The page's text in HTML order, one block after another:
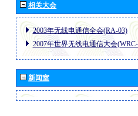
相关大会
2003年无线电通信全会(RA-03)
2007年世界无线电通信大会
新闻室